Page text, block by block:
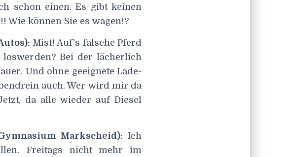
schon einen. Es gibt keinen
Wie können Sie es wagen!?
Mist! Auf’s falsche Pferd
Bei der lächerlich
Und ohne geeignete Lade-
auch. Wer wird mir da
da alle wieder auf Diesel
Markscheid): Ich
Freitags nicht mehr im